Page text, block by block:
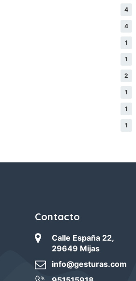
4
4
1
1
2
1
1
1
Contacto
Calle España 22,
29649 Mijas
info@gesturas.com